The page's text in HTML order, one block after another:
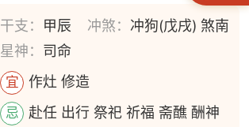
干支： 甲辰 冲煞： 冲狗(戊戌) 煞南
星神： 司命
宜 作灶 修造
忌 赴任 出行 祭祀 祈福 斋醮 酬神